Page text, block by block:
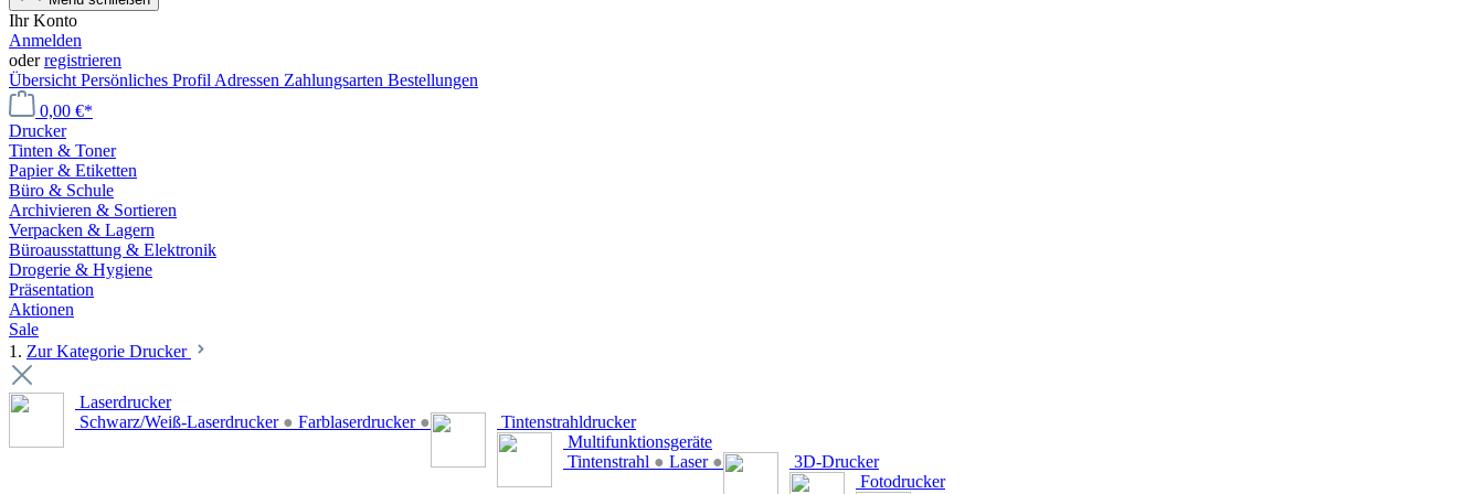
Ihr Konto
Anmelden
oderregistrieren
Übersicht Persönliches Profil Adressen Zahlungsarten Bestellungen
0,00 €*
Drucker
Tinten & Toner
Papier & Etiketten
Büro & Schule
Archivieren & Sortieren
Verpacken & Lagern
Büroausstattung & Elektronik
Drogerie & Hygiene
Präsentation
Aktionen
Sale
1. Zur Kategorie Drucker
Laserdrucker
Schwarz/Weiß-Laserdrucker ● Farblaserdrucker ●
Tintenstrahldrucker
Multifunktionsgeräte
Tintenstrahl ● Laser ●
3D-Drucker
Fotodrucker